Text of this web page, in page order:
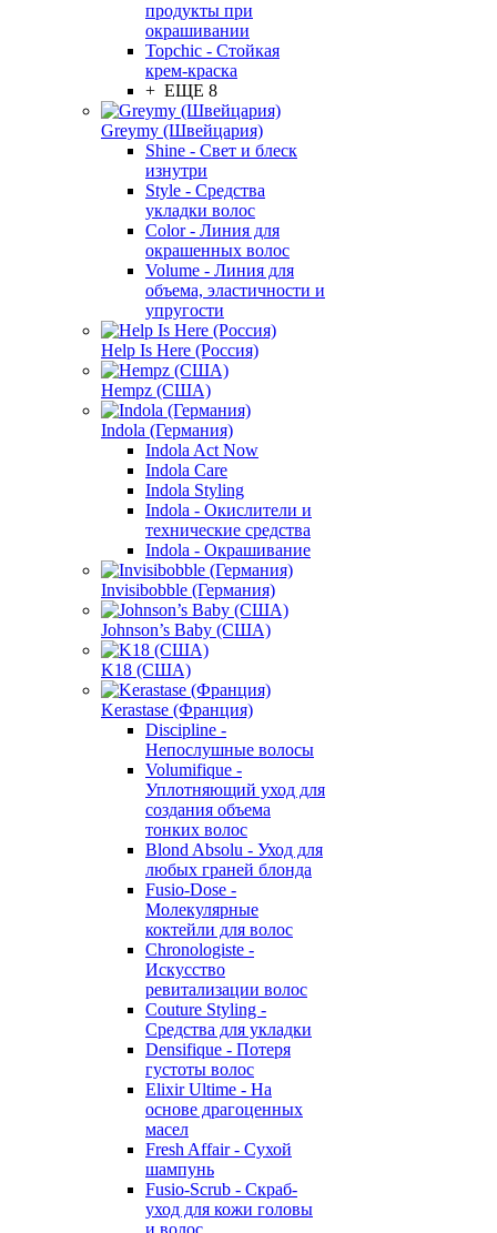
продукты при
окрашивании
Topchic - Стойкая
крем-краска
+ ЕЩЕ 8
Greymy (Швейцария)
Shine - Свет и блеск
изнутри
Style - Средства
укладки волос
Color - Линия для
окрашенных волос
Volume - Линия для
объема, эластичности и
упругости
Help Is Here (Россия)
Hempz (США)
Indola (Германия)
Indola Act Now
Indola Care
Indola Styling
Indola - Окислители и
технические средства
Indola - Окрашивание
Invisibobble (Германия)
Johnson’s Baby (США)
K18 (США)
Kerastase (Франция)
Discipline -
Непослушные волосы
Volumifique -
Уплотняющий уход для
создания объема
тонких волос
Blond Absolu - Уход для
любых граней блонда
Fusio-Dose -
Молекулярные
коктейли для волос
Chronologiste -
Искусство
ревитализации волос
Couture Styling -
Средства для укладки
Densifique - Потеря
густоты волос
Elixir Ultime - На
основе драгоценных
масел
Fresh Affair - Сухой
шампунь
Fusio-Scrub - Скраб-
уход для кожи головы
и волос